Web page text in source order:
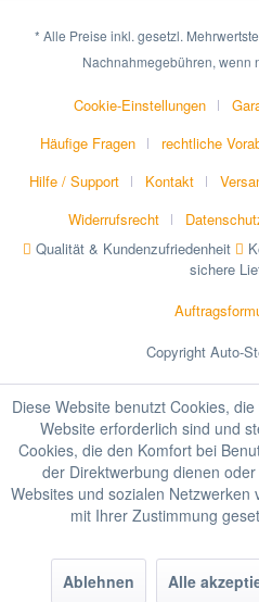
* Alle Preise inkl. gesetzl.
Nachnahmegebühren, wenn
Cookie-Einstellungen
Häufige Fragen
rechtliche
Hilfe / Support
Kontakt
Widerrufsrecht
Qualität & Kundenzufriedenheit
sichere
Copyright Auto-
Diese Website benutzt Cookies,
Website erforderlich sind und
Cookies, die den Komfort bei
der Direktwerbung dienen
Websites und sozialen
mit Ihrer Zustimmung
Ablehnen Alle